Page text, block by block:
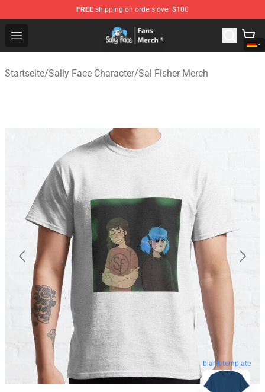
FREE shipping on orders over $100
Open menu
Sally Face Store - Official Sally Face Merchandise Shop
Startseite/Sally Face Character/Sal Fisher Merch
blank template